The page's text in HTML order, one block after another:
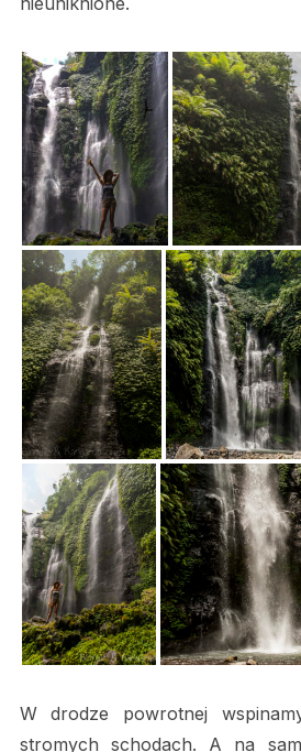
W drodze powrotnej
stromych schodach. A na